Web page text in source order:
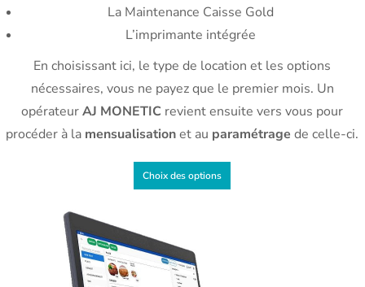
La Maintenance Caisse Gold
L’imprimante intégrée
En choisissant ici, le type de location et les options
nécessaires, vous ne payez que le premier mois. Un
opérateurAJ MONETIC revient ensuite vers vous pour
procéder à la mensualisationet au paramétrage de celle-ci.
Choix des options